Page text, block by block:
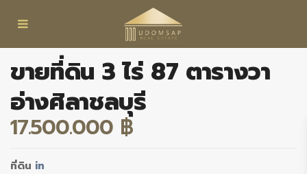
ขายที่ดิน 3 ไร่ 87 ตารางวา
อ่างศิลาชลบุรี
17.500.000 ฿
ที่ดิน in